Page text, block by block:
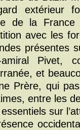
extérieur
de la
avec les
présentes
amiral Pivet,
et
Prère, qui
entre les
sur